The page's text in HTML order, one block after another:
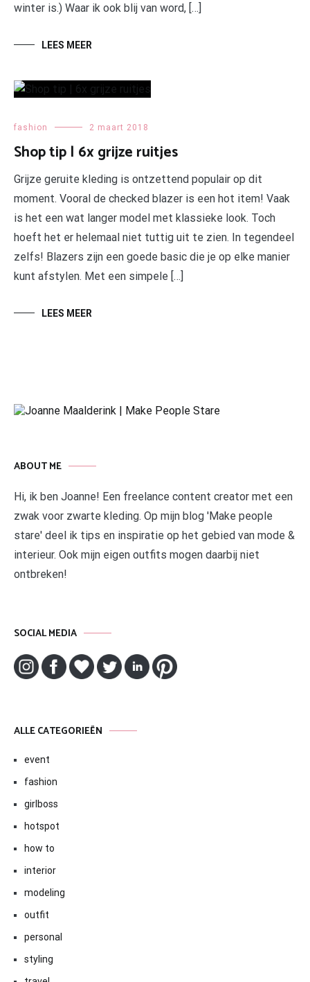
winter is.) Waar ik ook blij van word, […]
LEES MEER
fashion 2 maart 2018
Shop tip | 6x grijze ruitjes
Grijze geruite kleding is ontzettend populair op dit
moment. Vooral de checked blazer is een hot item! Vaak
is het een wat langer model met klassieke look. Toch
hoeft het er helemaal niet tuttig uit te zien. In tegendeel
zelfs! Blazers zijn een goede basic die je op elke manier
kunt afstylen. Met een simpele […]
LEES MEER
ABOUT ME
Hi, ik ben Joanne! Een freelance content creator met een
zwak voor zwarte kleding. Op mijn blog 'Make people
stare' deel ik tips en inspiratie op het gebied van mode &
interieur. Ook mijn eigen outfits mogen daarbij niet
ontbreken!
SOCIAL MEDIA
ALLE CATEGORIEËN
event
fashion
girlboss
hotspot
how to
interior
modeling
outfit
personal
styling